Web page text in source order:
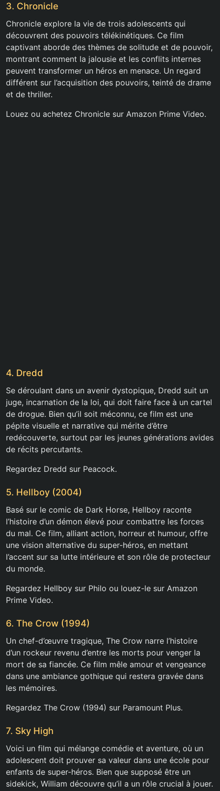
3. Chronicle
Chronicle explore la vie de trois adolescents qui
découvrent des pouvoirs télékinétiques. Ce film
captivant aborde des thèmes de solitude et de pouvoir,
montrant comment la jalousie et les conflits internes
peuvent transformer un héros en menace. Un regard
différent sur l’acquisition des pouvoirs, teinté de drame
et de thriller.
Louez ou achetez Chronicle sur Amazon Prime Video.
4. Dredd
Se déroulant dans un avenir dystopique, Dredd suit un
juge, incarnation de la loi, qui doit faire face à un cartel
de drogue. Bien qu’il soit méconnu, ce film est une
pépite visuelle et narrative qui mérite d’être
redécouverte, surtout par les jeunes générations avides
de récits percutants.
Regardez Dredd sur Peacock.
5. Hellboy (2004)
Basé sur le comic de Dark Horse, Hellboy raconte
l’histoire d’un démon élevé pour combattre les forces
du mal. Ce film, alliant action, horreur et humour, offre
une vision alternative du super-héros, en mettant
l’accent sur sa lutte intérieure et son rôle de protecteur
du monde.
Regardez Hellboy sur Philo ou louez-le sur Amazon
Prime Video.
6. The Crow (1994)
Un chef-d’œuvre tragique, The Crow narre l’histoire
d’un rockeur revenu d’entre les morts pour venger la
mort de sa fiancée. Ce film mêle amour et vengeance
dans une ambiance gothique qui restera gravée dans
les mémoires.
Regardez The Crow (1994) sur Paramount Plus.
7. Sky High
Voici un film qui mélange comédie et aventure, où un
adolescent doit prouver sa valeur dans une école pour
enfants de super-héros. Bien que supposé être un
sidekick, William découvre qu’il a un rôle crucial à jouer.